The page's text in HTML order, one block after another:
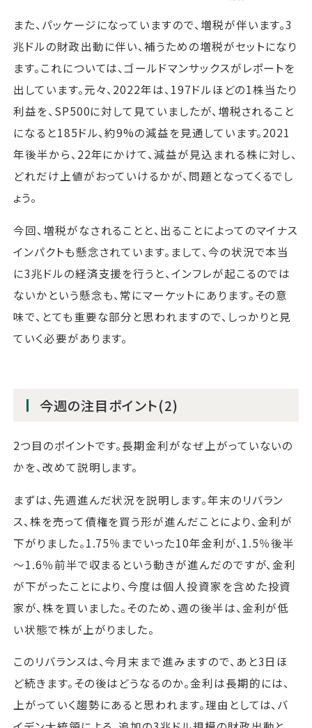
また、パッケージになっていますので、増税が伴います。3
兆ドルの財政出動に伴い、補うための増税がセットになり
ます。これについては、ゴールドマンサックスがレポートを
出しています。元々、2022年は、197ドルほどの1株当たり
利益を、SP500に対して見ていましたが、増税されること
になると185ドル、約9%の減益を見通しています。2021
年後半から、22年にかけて、減益が見込まれる株に対し、
どれだけ上値がおっていけるかが、問題となってくるでし
ょう。
今回、増税がなされることと、出ることによってのマイナス
インパクトも懸念されています。まして、今の状況で本当
に3兆ドルの経済支援を行うと、インフレが起こるのでは
ないかという懸念も、常にマーケットにあります。その意
味で、とても重要な部分と思われますので、しっかりと見
ていく必要があります。
今週の注目ポイント(2)
2つ目のポイントです。長期金利がなぜ上がっていないの
かを、改めて説明します。
まずは、先週進んだ状況を説明します。年末のリバラン
ス、株を売って債権を買う形が進んだことにより、金利が
下がりました。1.75％までいった10年金利が、1.5％後半
～1.6％前半で収まるという動きが進んだのですが、金利
が下がったことにより、今度は個人投資家を含めた投資
家が、株を買いました。そのため、週の後半は、金利が低
い状態で株が上がりました。
このリバランスは、今月末まで進みますので、あと3日ほ
ど続きます。その後はどうなるのか。金利は長期的には、
上がっていく趨勢にあると思われます。理由としては、バ